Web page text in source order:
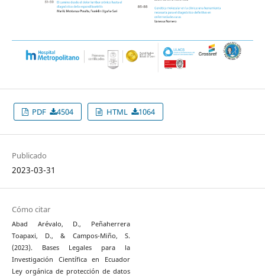
PDF 4504 HTML 1064
Publicado
2023-03-31
Cómo citar
Abad Arévalo, D., Peñaherrera
Toapaxi, D., & Campos-Miño, S.
(2023). Bases Legales para la
Investigación Científica en Ecuador
Ley orgánica de protección de datos